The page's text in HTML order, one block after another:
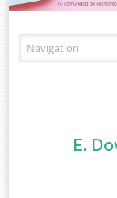
E.